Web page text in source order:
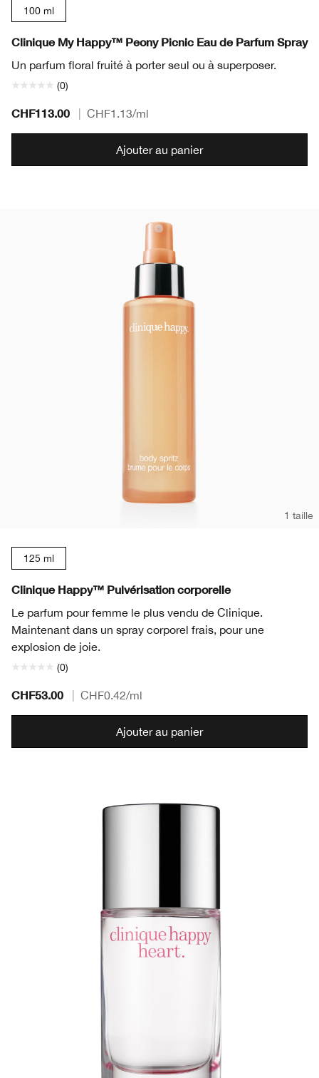
100 ml
Clinique My Happy™ Peony Picnic Eau de Parfum Spray
Un parfum floral fruité à porter seul ou à superposer.
(0)
CHF113.00 CHF1.13/ml
Ajouter au panier
1 taille
125 ml
Clinique Happy™ Pulvérisation corporelle
Le parfum pour femme le plus vendu de Clinique.
Maintenant dans un spray corporel frais, pour une
explosion de joie.
(0)
CHF53.00 CHF0.42/ml
Ajouter au panier